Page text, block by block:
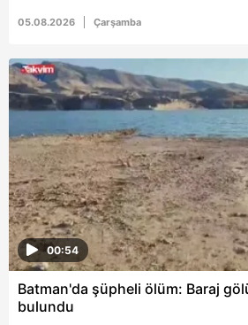
05.08.2026 Çarşamba
00:54
Batman'da şüpheli ölüm: Baraj
bulundu